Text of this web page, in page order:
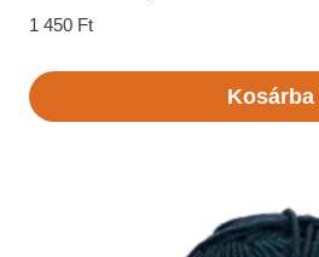
1 450 Ft
Kosárba